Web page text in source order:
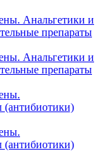
Анальгетики и
препараты
Анальгетики и
препараты
(антибиотики)
(антибиотики)